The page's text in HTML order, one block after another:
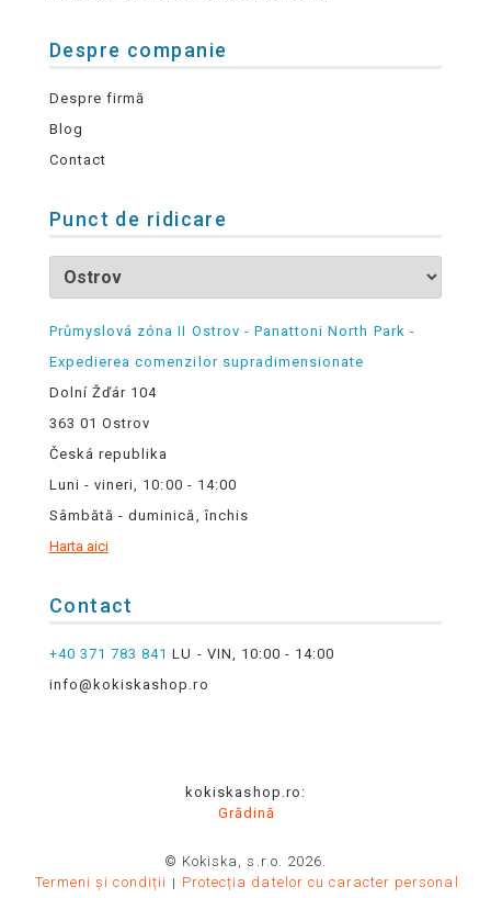
Despre companie
Despre firmă
Blog
Contact
Punct de ridicare
Průmyslová zóna II Ostrov - Panattoni North Park -
Expedierea comenzilor supradimensionate
Dolní Žďár 104
363 01 Ostrov
Česká republika
Luni - vineri, 10:00 - 14:00
Sâmbătă - duminică, închis
Harta aici
Contact
+40 371 783 841 LU - VIN, 10:00 - 14:00
info@kokiskashop.ro
kokiskashop.ro:
Grădină
© Kokiska, s.r.o. 2026.
Termeni și condiții
Protecția datelor cu caracter personal